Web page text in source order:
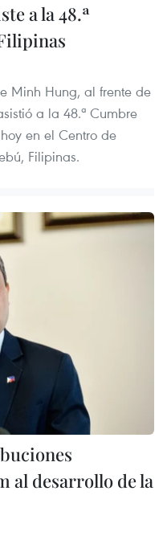
a la 48.ª
Minh Hung, al frente de
a la 48.ª Cumbre
en el Centro de
Filipinas.
al desarrollo de la